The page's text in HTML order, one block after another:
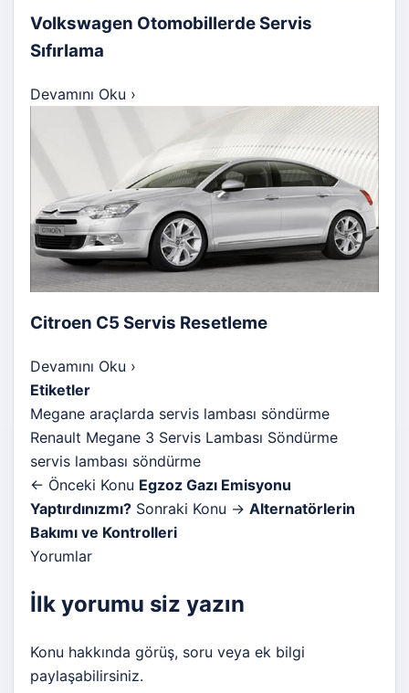
Volkswagen Otomobillerde Servis
Sıfırlama
Devamını Oku ›
Citroen C5 Servis Resetleme
Devamını Oku ›
Etiketler
Megane araçlarda servis lambası söndürme
Renault Megane 3 Servis Lambası Söndürme
servis lambası söndürme
← Önceki Konu Egzoz Gazı Emisyonu
Yaptırdınızmı? Sonraki Konu → Alternatörlerin
Bakımı ve Kontrolleri
Yorumlar
İlk yorumu siz yazın
Konu hakkında görüş, soru veya ek bilgi
paylaşabilirsiniz.